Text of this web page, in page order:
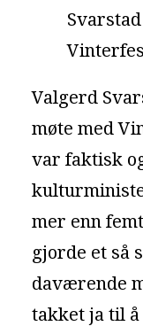
Valgerd
møte med
var faktisk
mer enn
gjorde et så
daværende
takket ja til